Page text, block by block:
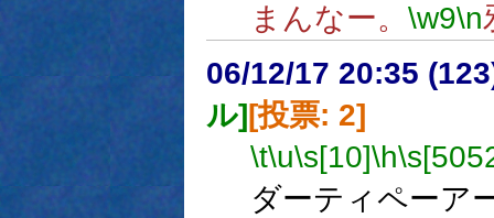
まんなー。 \w9\n
06/12/17 20:35
ル][投票: 2]
\t\u\s[10]\h
ダーティペーア